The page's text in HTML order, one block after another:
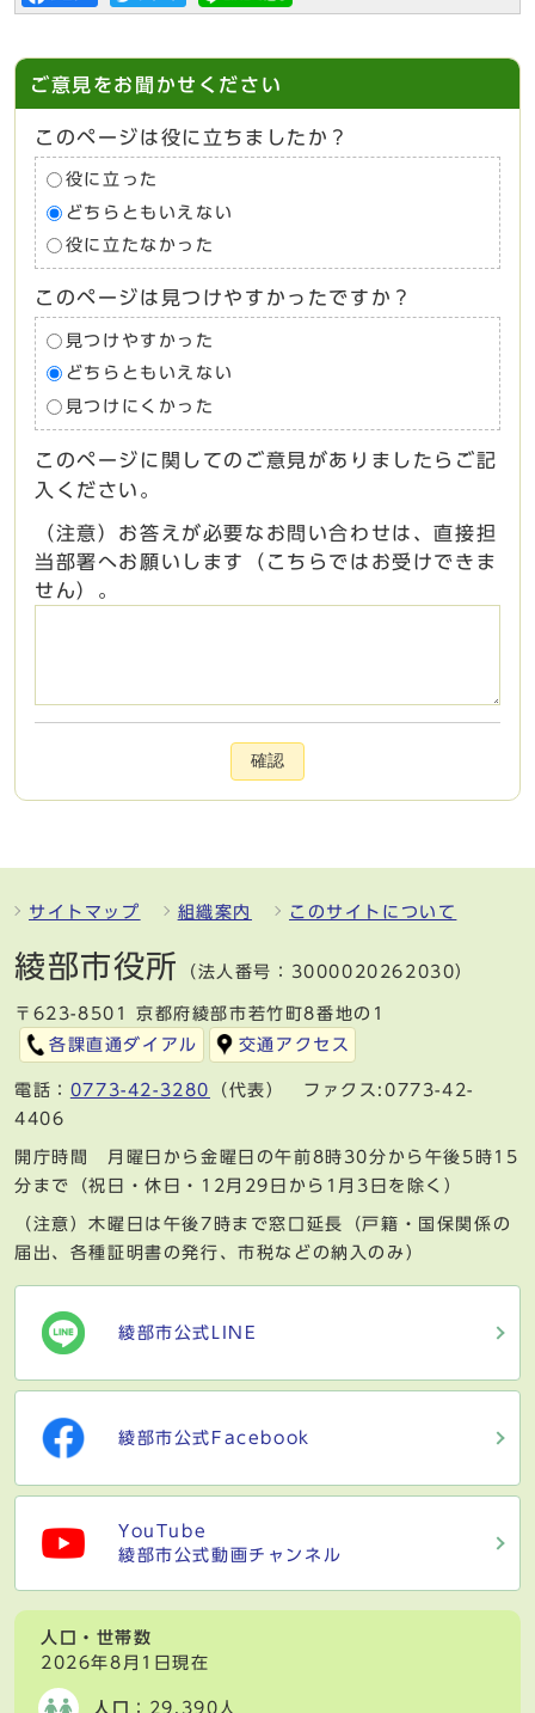
ご意見をお聞かせください
このページは役に立ちましたか？
役に立った
どちらともいえない
役に立たなかった
このページは見つけやすかったですか？
見つけやすかった
どちらともいえない
見つけにくかった
このページに関してのご意見がありましたらご記
入ください。
（注意）お答えが必要なお問い合わせは、直接担
当部署へお願いします（こちらではお受けできま
せん）。
確認
サイトマップ 組織案内 このサイトについて
綾部市役所 （法人番号：3000020262030）
〒623-8501 京都府綾部市若竹町8番地の1
各課直通ダイアル
交通アクセス
電話： 0773-42-3280
（代表） ファクス:0773-42-
4406
開庁時間 月曜日から金曜日の午前8時30分から午後5時15
分まで（祝日・休日・12月29日から1月3日を除く）
（注意）木曜日は午後7時まで窓口延長（戸籍・国保関係の
届出、各種証明書の発行、市税などの納入のみ）
綾部市公式LINE
綾部市公式Facebook
YouTube
綾部市公式動画チャンネル
人口・世帯数
2026年8月1日現在
人口 ：29,390人